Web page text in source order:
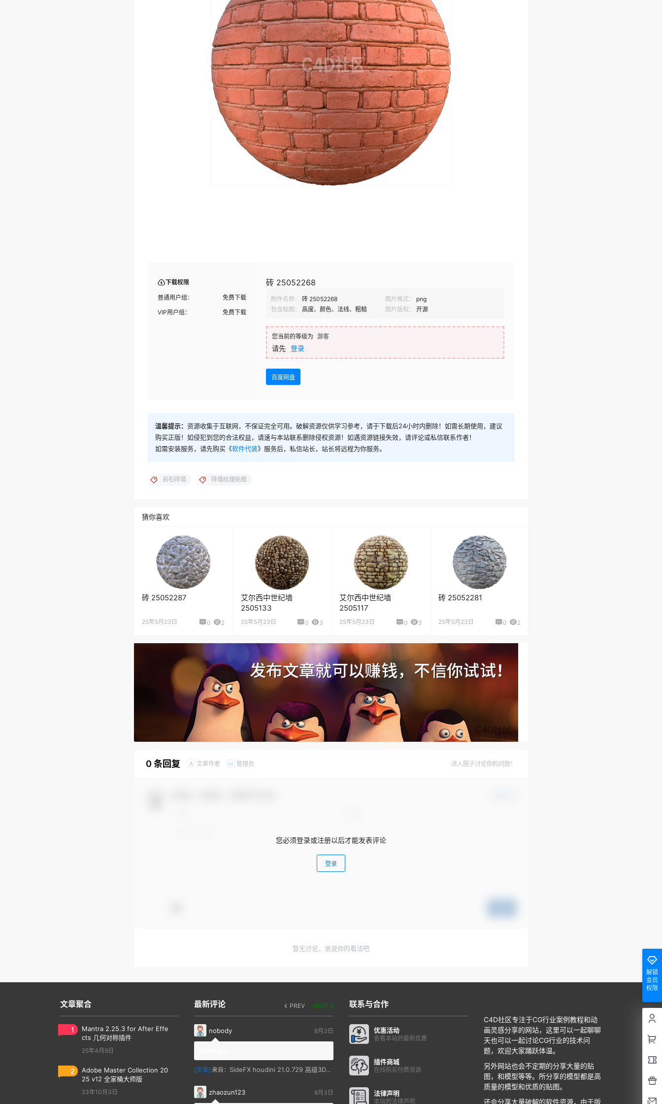
下载权限
普通用户组：
免费下载
VIP用户组：
免费下载
砖 25052268
附件名称： 砖 25052268 图片格式：
png
包含贴图：
高度、颜色、法线、粗糙 图片版权： 开源
您当前的等级为 游客
请先 登录
百度网盘
温馨提示： 资源收集于互联网，不保证完全可用。破解资源仅供学习参考，请于下载后24小时内删除！如需长期使用，建议
购买正版！如侵犯到您的合法权益，请速与本站联系删除侵权资源！如遇资源链接失效，请评论或私信联系作者！
如需安装服务，请先购买《软件代装》服务后，私信站长，站长将远程为你服务。
岩石砖墙 砖墙纹理贴图
猜你喜欢
砖 25052287
25年5月23日 0 2
艾尔西中世纪墙
2505133
25年5月23日 0 3
艾尔西中世纪墙
2505117
25年5月23日 0 3
砖 25052281
25年5月23日 0 2
0 条回复 A 文章作者 M 管理员 进入圈子讨论你的问题！
您必须登录或注册以后才能发表评论
登录
暂无讨论，说说你的看法吧
解锁
会员
权限
文章聚合
1
Mantra 2.25.3 for After Effe
cts 几何对称插件
25年4月9日
2
Adobe Master Collection 20
25 v12 全家桶大师版
23年10月3日
最新评论 PREV NEXT
nobody 8月3日
[文章] 来自： SideFX houdini 21.0.729 高级3D特效软件
zhaozun123 8月3日
联系与合作
优惠活动
查看本站的最新优惠
插件商城
在线购买付费资源
法律声明
本站的法律声明
C4D社区专注于CG行业案例教程和动
画灵感分享的网站，这里可以一起聊聊
天也可以一起讨论CG行业的技术问
题，欢迎大家踊跃体温。
另外网站也会不定期的分享大量的贴
图，和模型等等。所分享的模型都是高
质量的模型和优质的贴图。
还会分享大量破解的软件资源，由于版